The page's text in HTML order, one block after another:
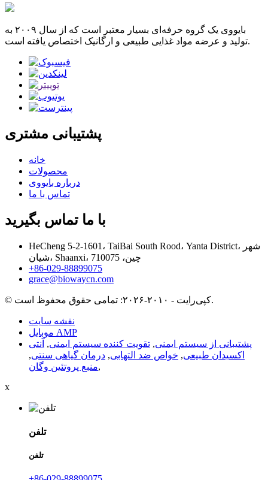
بایووی یک گروه حرفه‌ای بسیار معتبر است که از سال ۲۰۰۹ به
تولید و عرضه مواد غذایی طبیعی و ارگانیک اختصاص یافته است.
پشتیبانی مشتری
خانه
محصولات
درباره بایووی
تماس با ما
با ما تماس بگیرید
HeCheng 5-2-1601، TaiBai South Rood، Yanta District، شهر
شیان، Shaanxi، چین، 710075
‎+86-029-88899075‎
grace@biowaycn.com
© کپی‌رایت - ۲۰۱۰-۲۰۲۶: تمامی حقوق محفوظ است.
نقشه سایت
موبایل AMP
پشتیبانی از سیستم ایمنی, تقویت کننده سیستم ایمنی, آنتی
اکسیدان طبیعی, خواص ضد التهابی, درمان گیاهی سنتی,
منبع پروتئین وگان,
x
تلفن
تلفن